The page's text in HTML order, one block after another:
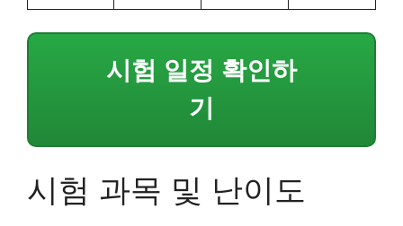
시험 일정 확인하
기
시험 과목 및 난이도